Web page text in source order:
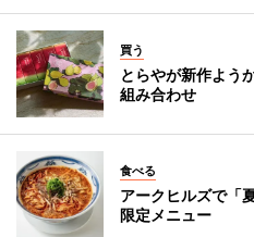
買う
とらやが新作よう
組み合わせ
食べる
アークヒルズで「
限定メニュー